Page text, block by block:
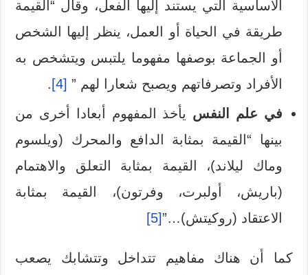
الأساسية التي يستند إليها الفعل، وقال “القيمة
طريقة في الحياة أو العمل، ينظر إليها الشخص
أو الجماعة بوصفها مفهوما يلتبس ويتشخص به
الأفراد وتصرفاتهم ويصبح شعارا لهم ” [4]
.
في علم النفس يأخذ المفهوم أبعادا أخرى من
بينها “القيمة بمثابة الدافع والمحرك (ويلسوم
وماك ليلاند)، القيمة بمثابة التعلق والاهتمام
(باريش، أولبرت، وفرتون)، القيمة بمثابة
الاعتقاد (روكيتش)…”[5]
كما أن هناك مفاهيم تتداخل وتتشابك يصعب